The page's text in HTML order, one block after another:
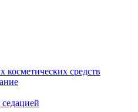
средств